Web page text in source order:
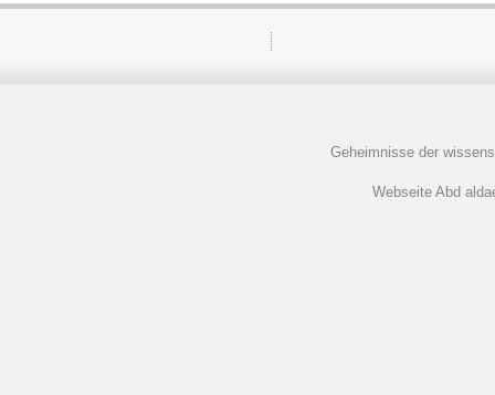
Geheimnisse der
Webseite Abd